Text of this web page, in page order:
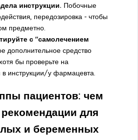
инструкции. Побочные
передозировка - чтобы
предметно.
с "самолечением
дополнительное средство
бы проверьте на
в инструкции/у фармацевта.
пациентов: чем
для
и беременных